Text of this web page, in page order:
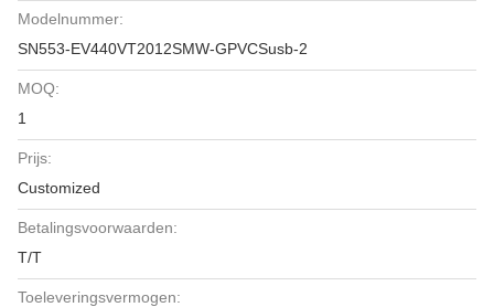
Modelnummer:
SN553-EV440VT2012SMW-GPVCSusb-2
MOQ:
1
Prijs:
Customized
Betalingsvoorwaarden:
T/T
Toeleveringsvermogen: